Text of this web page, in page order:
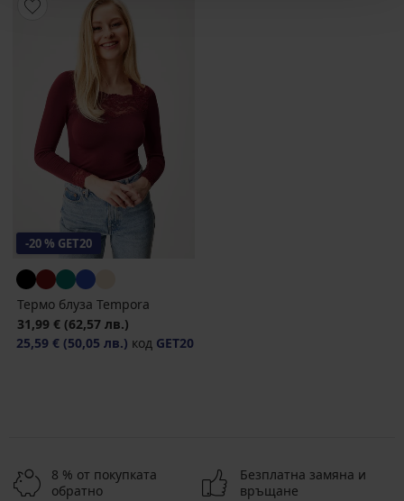
-20 % GET20
Термо блуза Tempora
31,99 € (62,57 лв.)
25,59 € (50,05 лв.) код GET20
8 % от покупката
обратно
Безплатна замяна и
връщане